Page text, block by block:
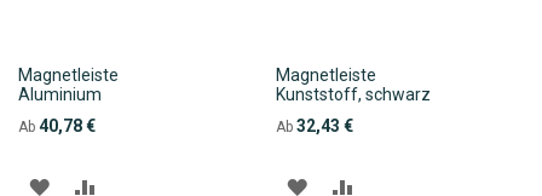
Magnetleiste
Aluminium
Ab 40,78 €
ZUR
Magnetleiste
Kunststoff, schwarz
Ab 32,43 €
ZUR